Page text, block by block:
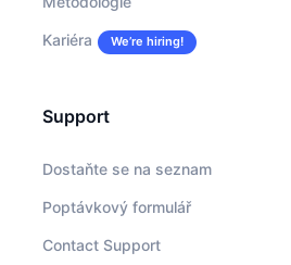
Kariéra We’re hiring!
Support
Dostaňte se na seznam
Poptávkový formulář
Contact Support